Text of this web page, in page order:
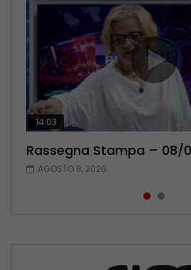
14:03
Rassegna Stampa – 08/
AGOSTO 8, 2026
16:38
Rassegna Stampa – 07/
AGOSTO 7, 2026